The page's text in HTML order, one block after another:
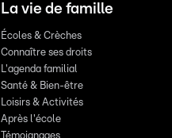
La vie de famille
Écoles & Crèches
Connaître ses droits
L'agenda familial
Santé & Bien-être
Loisirs & Activités
Après l'école
Témoignages